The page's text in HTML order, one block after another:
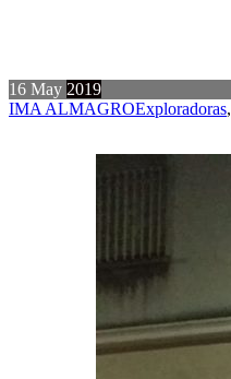
16 May 2019
IMA ALMAGROExploradoras,